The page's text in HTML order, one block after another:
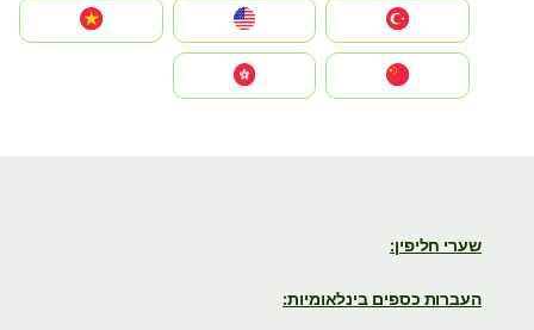
United States
Vietnam
שערי חליפין:
העברות כספים בינלאומיות: